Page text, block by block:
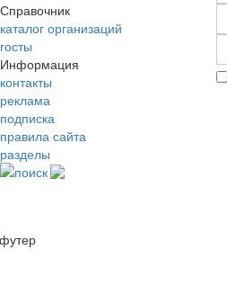
Справочник
каталог организаций
госты
Информация
контакты
реклама
подписка
правила сайта
разделы
поиск
футер